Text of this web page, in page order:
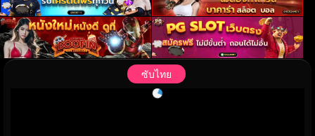
ซับไทย